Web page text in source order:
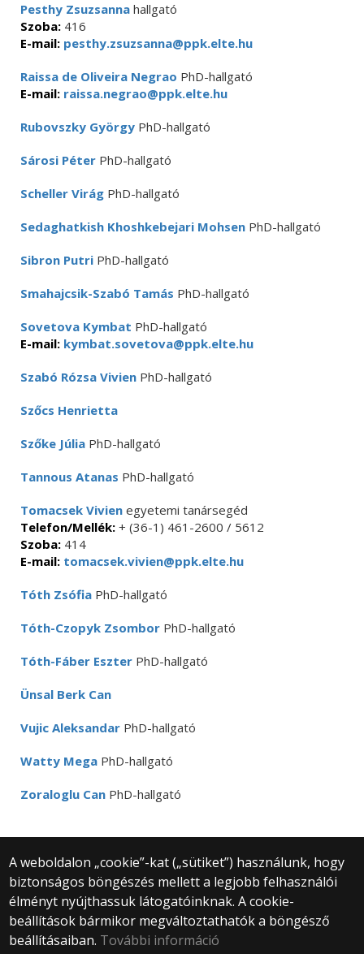
Pesthy Zsuzsanna hallgató
Szoba: 416
E-mail: pesthy.zsuzsanna@ppk.elte.hu
Raissa de Oliveira Negrao PhD-hallgató
E-mail: raissa.negrao@ppk.elte.hu
Rubovszky György PhD-hallgató
Sárosi Péter PhD-hallgató
Scheller Virág PhD-hallgató
Sedaghatkish Khoshkebejari Mohsen PhD-hallgató
Sibron Putri PhD-hallgató
Smahajcsik-Szabó Tamás PhD-hallgató
Sovetova Kymbat PhD-hallgató
E-mail: kymbat.sovetova@ppk.elte.hu
Szabó Rózsa Vivien PhD-hallgató
Szőcs Henrietta
Szőke Júlia PhD-hallgató
Tannous Atanas PhD-hallgató
Tomacsek Vivien egyetemi tanársegéd
Telefon/Mellék: + (36-1) 461-2600 / 5612
Szoba: 414
E-mail: tomacsek.vivien@ppk.elte.hu
Tóth Zsófia PhD-hallgató
Tóth-Czopyk Zsombor PhD-hallgató
Tóth-Fáber Eszter PhD-hallgató
Ünsal Berk Can
Vujic Aleksandar PhD-hallgató
Watty Mega PhD-hallgató
Zoraloglu Can PhD-hallgató
A weboldalon „cookie”-kat („sütiket”) használunk, hogy
biztonságos böngészés mellett a legjobb felhasználói
élményt nyújthassuk látogatóinknak. A cookie-
beállítások bármikor megváltoztathatók a böngésző
beállításaiban. További információ
© 2025 Eötvös Loránd Tudományegyetem
Minden jog fenntartva.
1053 Budapest, Egyetem tér 1–3.
Központi telefonszám: +36 1 411 6500